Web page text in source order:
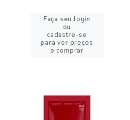
Faça seu login
ou
cadastre-se
para ver preços
e comprar